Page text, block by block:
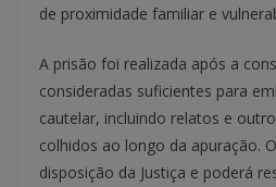
de proximidade familiar e
A prisão foi realizada após a
consideradas suficientes para
cautelar, incluindo relatos e
colhidos ao longo da apuração.
disposição da Justiça e poderá